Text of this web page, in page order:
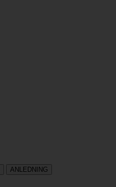
ANLEDNING